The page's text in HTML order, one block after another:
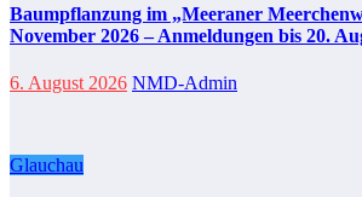
Baumpflanzung im „Meeraner
November 2026 – Anmeldungen bis 20.
6. August 2026 NMD-Admin
Glauchau